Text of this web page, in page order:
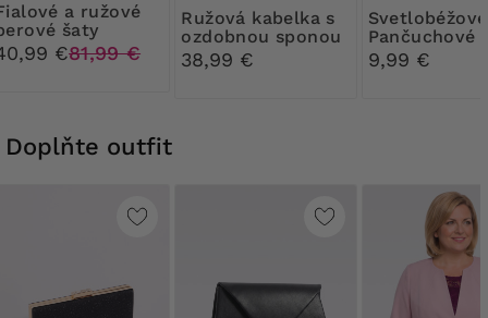
šaty
€81,99 €
Ružová kabelka s
ozdobnou sponou
38,99 €
Svetlobéžové
Pančuchové
nohavice
30 DEN
9,99 €
Doplňte outfit